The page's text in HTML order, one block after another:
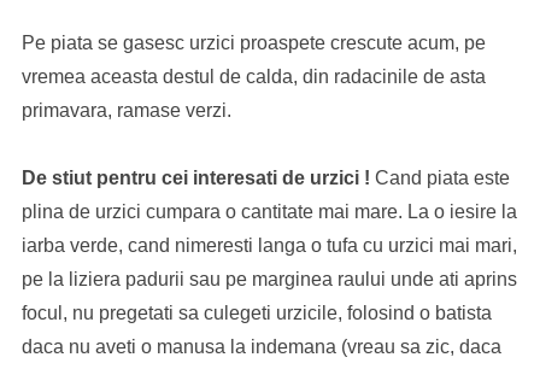
Pe piata se gasesc urzici proaspete crescute acum, pe
vremea aceasta destul de calda, din radacinile de asta
primavara, ramase verzi.
De stiut pentru cei interesati de urzici ! Cand piata este
plina de urzici cumpara o cantitate mai mare. La o iesire la
iarba verde, cand nimeresti langa o tufa cu urzici mai mari,
pe la liziera padurii sau pe marginea raului unde ati aprins
focul, nu pregetati sa culegeti urzicile, folosind o batista
daca nu aveti o manusa la indemana (vreau sa zic, daca